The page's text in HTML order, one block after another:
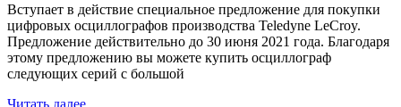
Вступает в действие специальное предложение для покупки
цифровых осциллографов производства Teledyne LeCroy.
Предложение действительно до 30 июня 2021 года. Благодаря
этому предложению вы можете купить осциллограф
следующих серий с большой
Читать далее